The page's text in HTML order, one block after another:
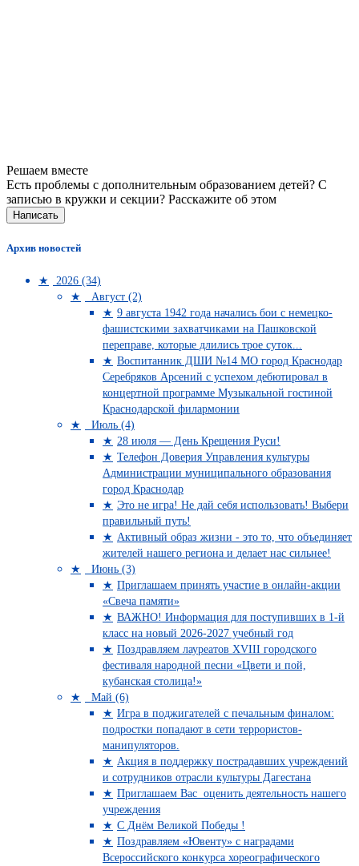
Решаем вместе
Есть проблемы с дополнительным образованием детей? С
записью в кружки и секции? Расскажите об этом
Написать
Архив новостей
2026 (34)
Август (2)
9 августа 1942 года начались бои с немецко-
фашистскими захватчиками на Пашковской
переправе, которые длились трое суток...
Воспитанник ДШИ №14 МО город Краснодар
Серебряков Арсений с успехом дебютировал в
концертной программе Музыкальной гостиной
Краснодарской филармонии
Июль (4)
28 июля — День Крещения Руси!
Телефон Доверия Управления культуры
Администрации муниципального образования
город Краснодар
Это не игра! Не дай себя использовать! Выбери
правильный путь!
Активный образ жизни - это то, что объединяет
жителей нашего региона и делает нас сильнее!
Июнь (3)
Приглашаем принять участие в онлайн-акции
«Свеча памяти»
ВАЖНО! Информация для поступивших в 1-й
класс на новый 2026-2027 учебный год
Поздравляем лауреатов XVIII городского
фестиваля народной песни «Цвети и пой,
кубанская столица!»
Май (6)
Игра в поджигателей с печальным финалом:
подростки попадают в сети террористов-
манипуляторов.
Акция в поддержку пострадавших учреждений
и сотрудников отрасли культуры Дагестана
Приглашаем Вас оценить деятельность нашего
учреждения
C Днём Великой Победы !
Поздравляем «Ювенту» с наградами
Всероссийского конкурса хореографического